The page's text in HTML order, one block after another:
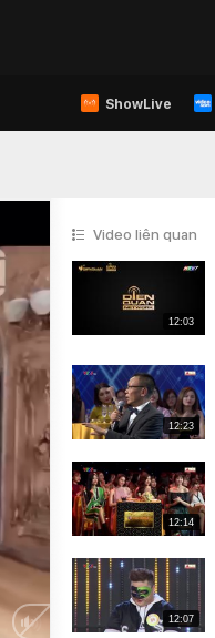
ShowLive
Video liên quan
12:03
12:23
12:14
12:07